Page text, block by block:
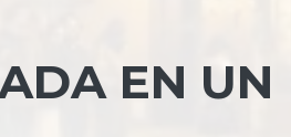
EN UN